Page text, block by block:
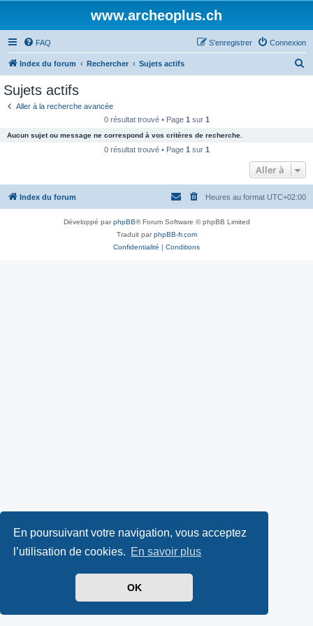
En poursuivant votre navigation, vous acceptez
l’utilisation de cookies. En savoir plus
OK
www.archeoplus.ch
FAQ Connexion
S’enregistrer
Index du forum Rechercher Sujets actifs
c
e
Sujets actifs
Aller à la recherche avancée
0 résultat trouvé • Page 1 sur 1
Aucun sujet ou message ne correspond à vos critères de recherche.
0 résultat trouvé • Page 1 sur 1
Aller à
Index du forum Heures au format UTC+02:00
Développé parphpBB® Forum Software © phpBB Limited
Traduit parphpBB-fr.com
Confidentialité | Conditions